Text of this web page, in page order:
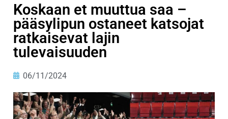
Koskaan et muuttua saa –
pääsylipun ostaneet katsojat
ratkaisevat lajin
tulevaisuuden
06/11/2024